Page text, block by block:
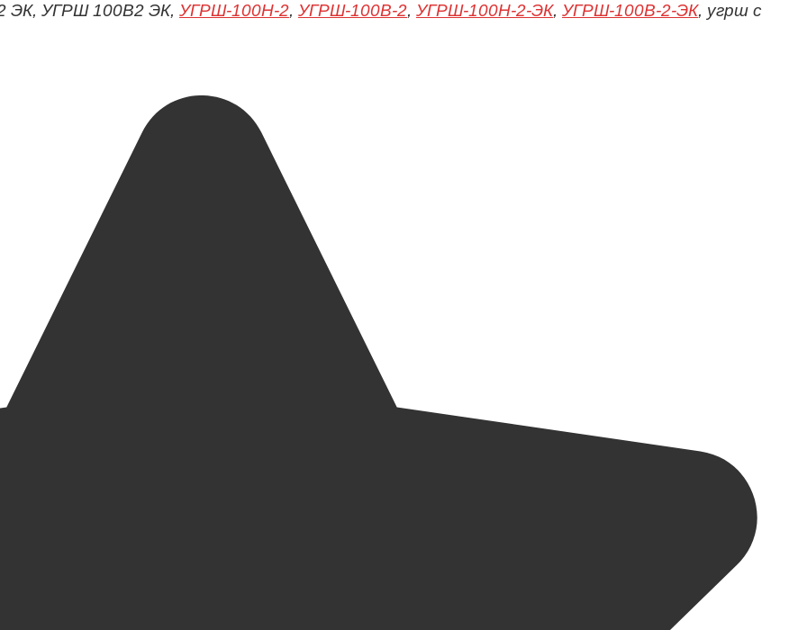
ЭК, УГРШ 100В2 ЭК, УГРШ-100Н-2, УГРШ-100В-2, УГРШ-100Н-2-ЭК, УГРШ-100В-2-ЭК, угрш с